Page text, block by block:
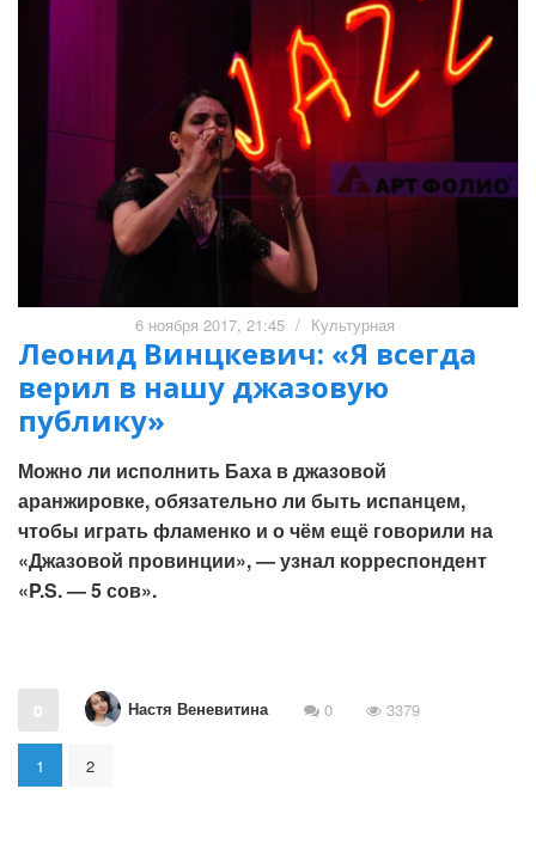
6 ноября 2017, 21:45 / Культурная
Леонид Винцкевич: «Я всегда
верил в нашу джазовую
публику»
Можно ли исполнить Баха в джазовой
аранжировке, обязательно ли быть испанцем,
чтобы играть фламенко и о чём ещё говорили на
«Джазовой провинции», — узнал корреспондент
«P.S. — 5 сов».
0 Настя Веневитина 0 3379
1 2